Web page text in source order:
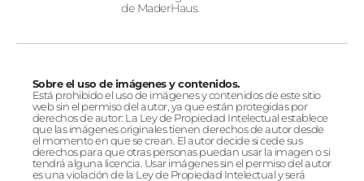
de MaderHaus.
Sobre el uso de imágenes y contenidos.
Está prohibido el uso de imágenes y contenidos de este sitio
web sin el permiso del autor, ya que están protegidas por
derechos de autor: La Ley de Propiedad Intelectual establece
que las imágenes originales tienen derechos de autor desde
el momento en que se crean. El autor decide si cede sus
derechos para que otras personas puedan usar la imagen o si
tendrá alguna licencia. Usar imágenes sin el permiso del autor
es una violación de la Ley de Propiedad Intelectual y será